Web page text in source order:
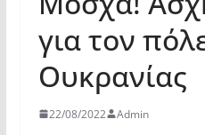
για τον
Ουκρανίας
22/08/2022 Admin